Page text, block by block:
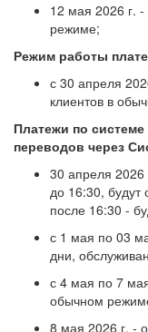
12 мая 2026 г.
режиме;
Режим работы
с 30 апреля
клиентов в
Платежи по
переводов через
30 апреля 2026
до 16:30,
после 16:30 -
с 1 мая по 03
дни,
с 4 мая по 7
обычном
8 мая 2026 г. -